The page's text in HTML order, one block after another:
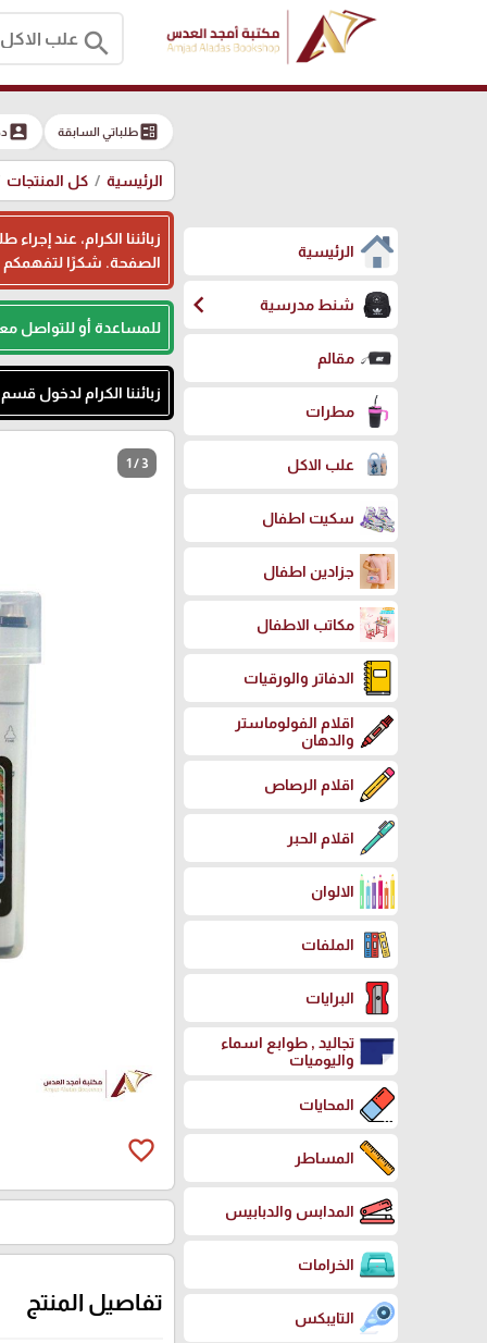
search
الرئيسية
شنط مدرسية chevron_left
مقالم
مطرات
علب الاكل
سكيت اطفال
جزادين اطفال
مكاتب الاطفال
الدفاتر والورقيات
اقلام الفولوماستر
والدهان
اقلام الرصاص
اقلام الحبر
الالوان
الملفات
البرايات
تجاليد , طوابع اسماء
واليوميات
المحايات
المساطر
المدابس والدبابيس
الخرامات
التايبكس
ballotطلباتي السابقة account_box
الرئيسية كل المنتجات
زبائننا الكرام، عند
الصفحة. شكرًا لتفهمكم
للمساعدة أو للتواصل
زبائننا الكرام لدخول
1 / 3
favorite_border
تفاصيل المنتج